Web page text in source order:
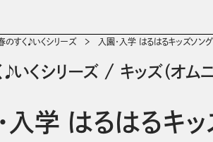
のすく♪いくシリーズ 入園・入学 はるはるキッズソング
いくシリーズ / キッズ（オム
入学 はるはるキ